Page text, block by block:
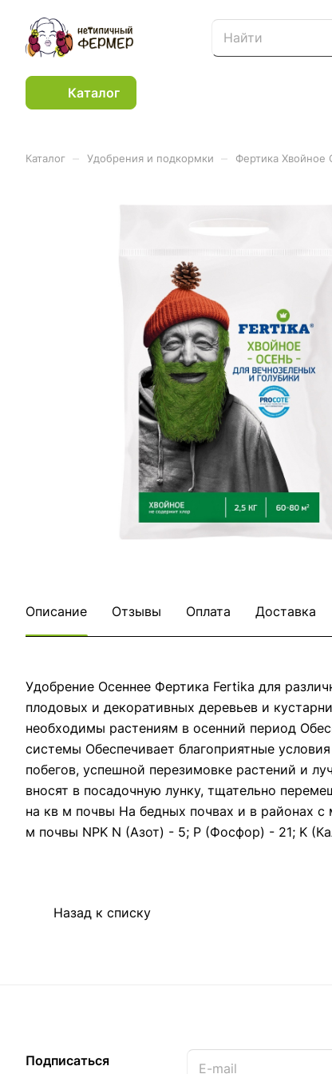
Каталог
Каталог Удобрения и подкормки Фертика Хвойное
Описание Отзывы Оплата Доставка
Удобрение Осеннее Фертика Fertika для
плодовых и декоративных деревьев и
необходимы растениям в осенний период
системы Обеспечивает благоприятные
побегов, успешной перезимовке растений и
вносят в посадочную лунку, тщательно
на кв м почвы На бедных почвах и в районах
м почвы NPK N (Азот) - 5; P (Фосфор) - 21; K
Назад к списку
Подписаться